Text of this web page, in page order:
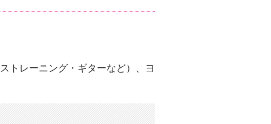
トレーニング・ギターなど）、ヨ